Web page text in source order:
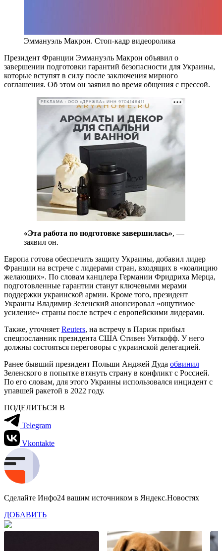
Эммануэль Макрон. Стоп-кадр видеоролика
Президент Франции Эммануэль Макрон объявил о
завершении подготовки гарантий безопасности для Украины,
которые вступят в силу после заключения мирного
соглашения. Об этом он заявил во время общения с прессой.
РЕКЛАМА • ООО «ДРУЖБА» ИНН 9704146411
«Эта работа по подготовке завершилась», —
заявил он.
Европа готова обеспечить защиту Украины, добавил лидер
Франции на встрече с лидерами стран, входящих в «коалицию
желающих». По словам канцлера Германии Фридриха Мерца,
подготовленные гарантии станут ключевыми мерами
поддержки украинской армии. Кроме того, президент
Украины Владимир Зеленский анонсировал «ощутимое
усиление» страны после встреч с европейскими лидерами.
Также, уточняет Reuters, на встречу в Париж прибыл
спецпосланник президента США Стивен Уиткофф. У него
должны состояться переговоры с украинской делегацией.
Ранее бывший президент Польши Анджей Дуда обвинил
Зеленского в попытке втянуть страну в конфликт с Россией.
По его словам, для этого Украины использовался инцидент с
упавшей ракетой в 2022 году.
ПОДЕЛИТЬСЯ В
Telegram
Vkontakte
Сделайте Инфо24 вашим источником в Яндекс.Новостях
ДОБАВИТЬ